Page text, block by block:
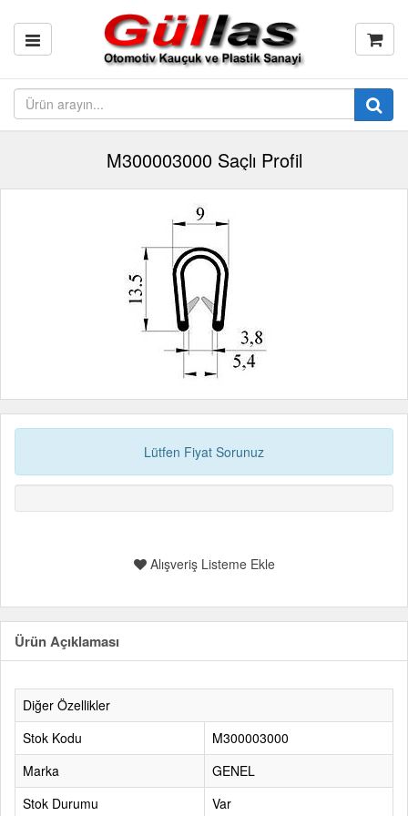
M300003000 Saçlı Profil
Lütfen Fiyat Sorunuz
Alışveriş Listeme Ekle
Ürün Açıklaması
Diğer Özellikler
Stok Kodu
M300003000
Marka
GENEL
Stok Durumu
Var